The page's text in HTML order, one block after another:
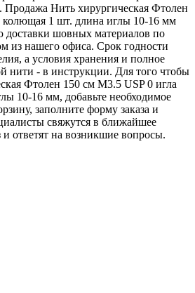
Продажа Нить хирургическая Фтолен
колющая 1 шт. длина иглы 10-16 мм
доставки шовных материалов по
из нашего офиса. Срок годности
а условия хранения и полное
нити - в инструкции. Для того чтобы
Фтолен 150 см М3.5 USP 0 игла
10-16 мм, добавьте необходимое
заполните форму заказа и
свяжутся в ближайшее
и ответят на возникшие вопросы.